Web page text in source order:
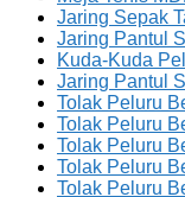
Jaring Sepak
Jaring Pantul
Kuda-Kuda
Jaring Pantul
Tolak Peluru
Tolak Peluru
Tolak Peluru
Tolak Peluru
Tolak Peluru